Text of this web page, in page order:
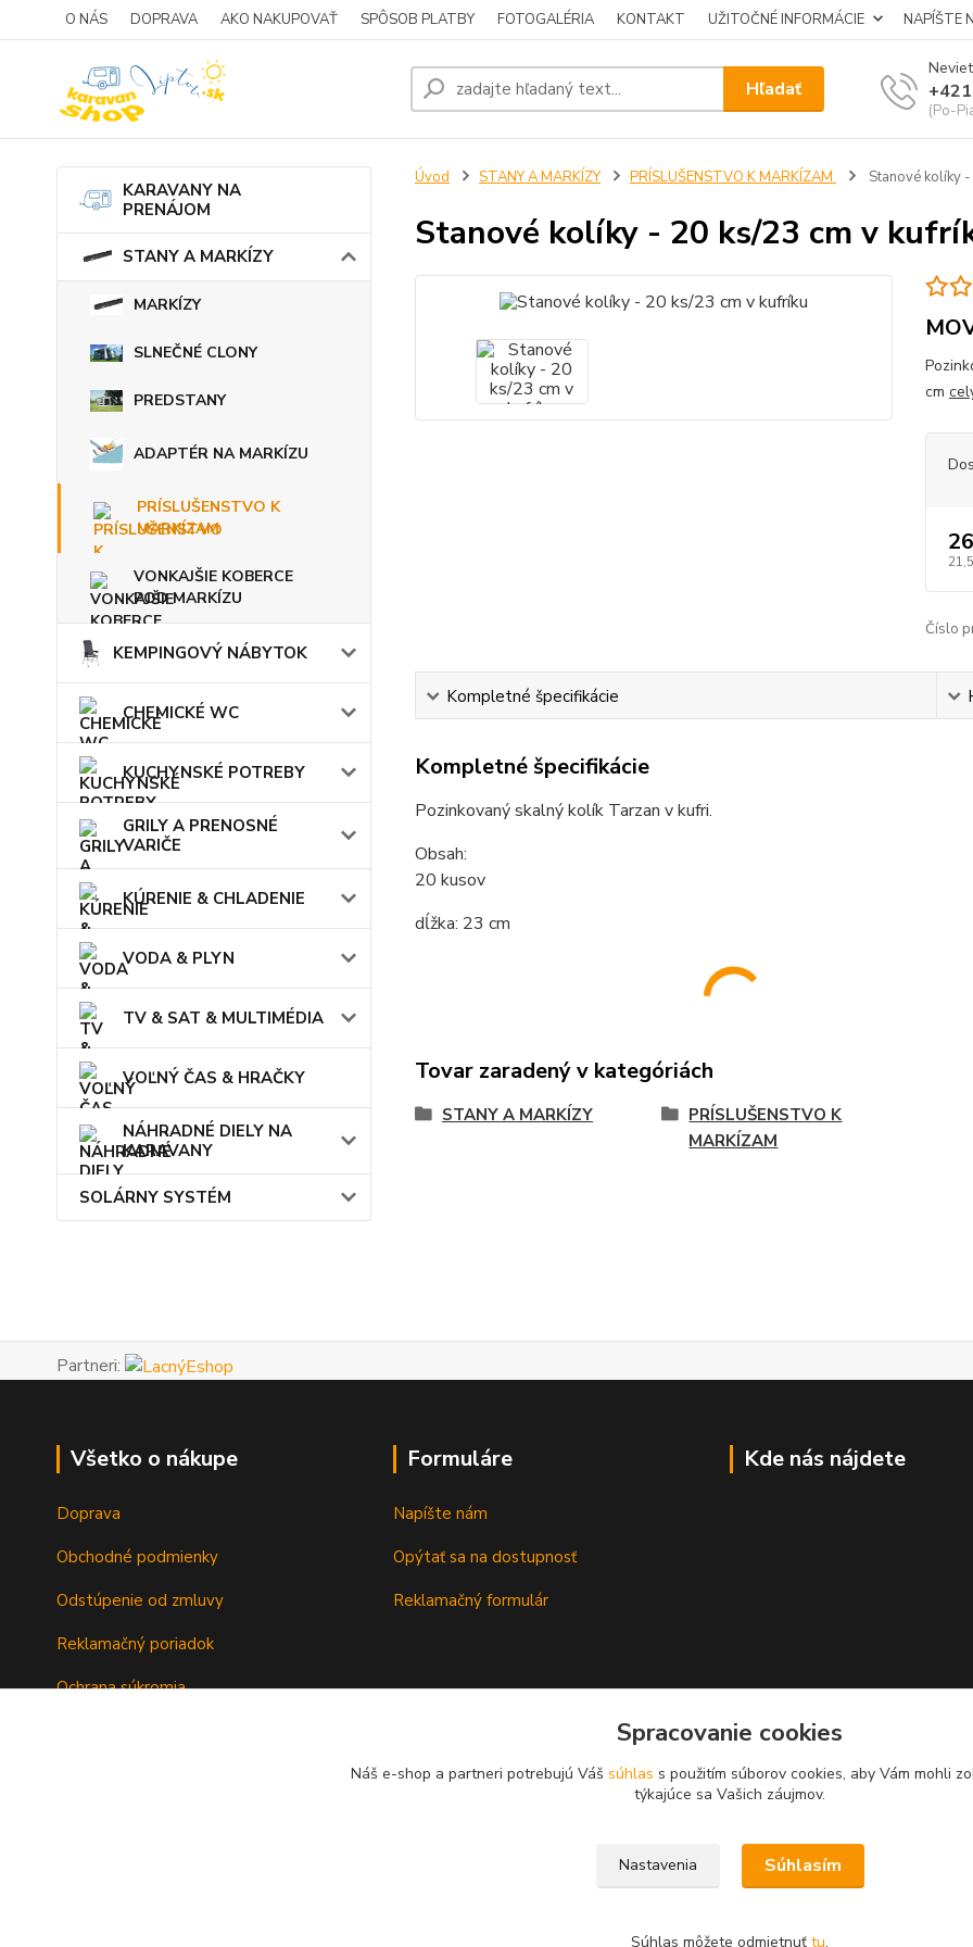
O NÁS DOPRAVA AKO NAKUPOVAŤ SPÔSOB PLATBY FOTOGALÉRIA KONTAKT UŽITOČNÉ INFORMÁCIE NAPÍŠTE
Hľadať
(Po-
KARAVANY NA
PRENÁJOM
STANY A MARKÍZY
MARKÍZY
SLNEČNÉ CLONY
PREDSTANY
ADAPTÉR NA MARKÍZU
PRÍSLUŠENSTVO K
MARKÍZAM
VONKAJŠIE KOBERCE
POD MARKÍZU
KEMPINGOVÝ NÁBYTOK
CHEMICKÉ WC
KUCHYNSKÉ POTREBY
GRILY A PRENOSNÉ
VARIČE
KÚRENIE & CHLADENIE
VODA & PLYN
TV & SAT & MULTIMÉDIA
VOĽNÝ ČAS & HRAČKY
NÁHRADNÉ DIELY NA
KARAVANY
SOLÁRNY SYSTÉM
Úvod STANY A MARKÍZY PRÍSLUŠENSTVO K MARKÍZAM Stanové kolíky
Stanové kolíky - 20 ks/23 cm v
cm
Číslo
Kompletné špecifikácie
Kompletné špecifikácie
Pozinkovaný skalný kolík Tarzan v kufri.
Obsah:
20 kusov
dĺžka: 23 cm
Tovar zaradený v kategóriách
STANY A MARKÍZY
PRÍSLUŠENSTVO K
MARKÍZAM
Partneri:
Všetko o nákupe
Doprava
Obchodné podmienky
Odstúpenie od zmluvy
Reklamačný poriadok
Ochrana súkromia
Formuláre
Napíšte nám
Opýtať sa na dostupnosť
Reklamačný formulár
Kde nás nájdete
Spracovanie cookies
Náš e-shop a partneri potrebujú Váš súhlas s použitím súborov cookies, aby Vám mohli
týkajúce sa Vašich záujmov.
Nastavenia Súhlasím
Súhlas môžete odmietnuť tu.